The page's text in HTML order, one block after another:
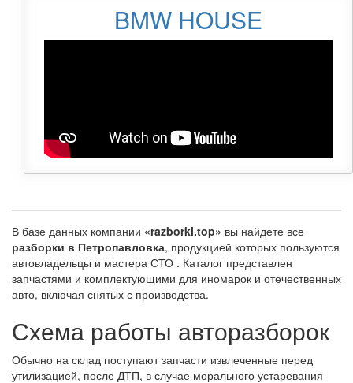
BMW HOUSE
В базе данных компании «razborki.top» вы найдете все
разборки в Петропавловка, продукцией которых пользуются
автовладельцы и мастера СТО . Каталог представлен
запчастями и комплектующими для иномарок и отечественных
авто, включая снятых с производства.
Схема работы авторазборок
Обычно на склад поступают запчасти извлеченные перед
утилизацией, после ДТП, в случае морального устаревания